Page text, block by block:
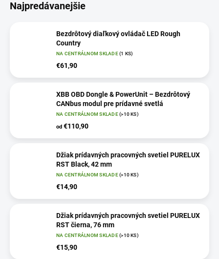
Najpredávanejšie
Bezdrôtový diaľkový ovládač LED Rough
Country
NA CENTRÁLNOM SKLADE(1 KS)
€61,90
XBB OBD Dongle & PowerUnit – Bezdrôtový
CANbus modul pre prídavné svetlá
NA CENTRÁLNOM SKLADE(>10 KS)
od €110,90
Džiak prídavných pracovných svetiel PURELUX
RST Black, 42 mm
NA CENTRÁLNOM SKLADE(>10 KS)
€14,90
Džiak prídavných pracovných svetiel PURELUX
RST čierna, 76 mm
NA CENTRÁLNOM SKLADE(>10 KS)
€15,90